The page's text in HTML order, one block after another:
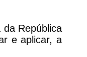
República
e aplicar, a